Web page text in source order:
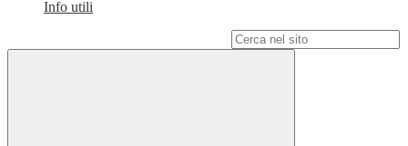
Info utili